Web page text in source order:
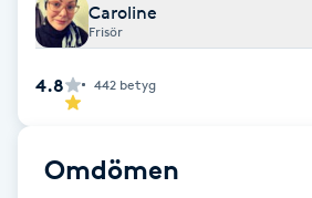
Damklippning
Dermapen
Diamantslipning
Caroline
Frisör
4.8 442 betyg
Omdömen